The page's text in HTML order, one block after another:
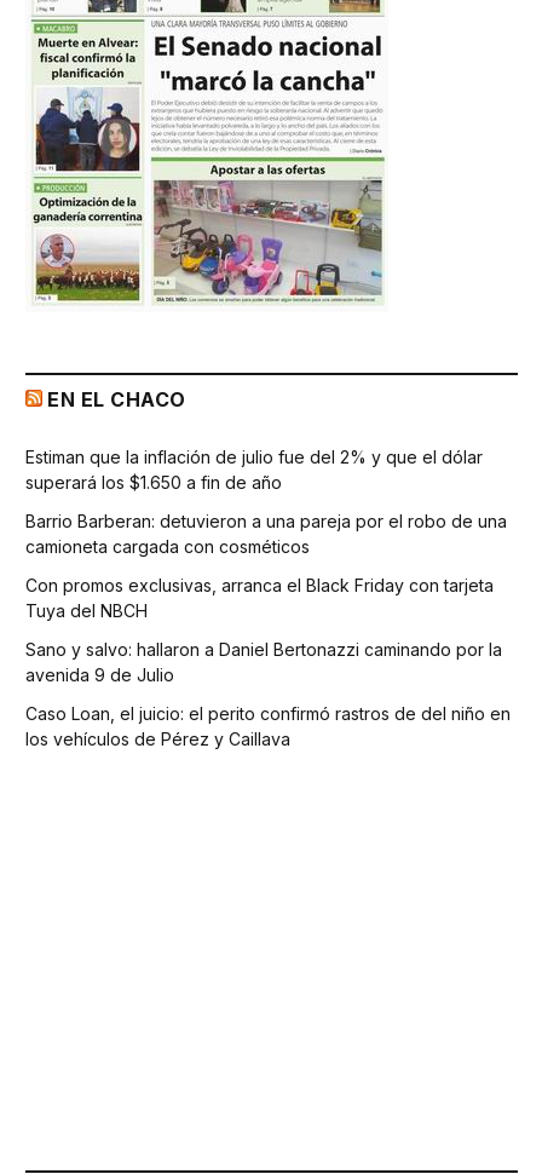
EN EL CHACO
Estiman que la inflación de julio fue del 2% y que el dólar
superará los $1.650 a fin de año
Barrio Barberan: detuvieron a una pareja por el robo de una
camioneta cargada con cosméticos
Con promos exclusivas, arranca el Black Friday con tarjeta
Tuya del NBCH
Sano y salvo: hallaron a Daniel Bertonazzi caminando por la
avenida 9 de Julio
Caso Loan, el juicio: el perito confirmó rastros de del niño en
los vehículos de Pérez y Caillava